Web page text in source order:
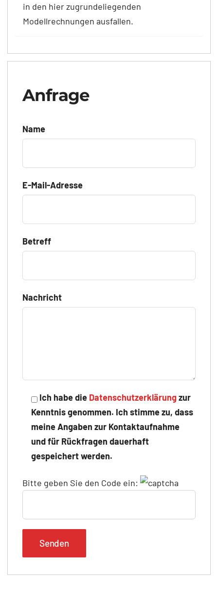
in den hier zugrundeliegenden
Modellrechnungen ausfallen.
Anfrage
Name
E-Mail-Adresse
Betreff
Nachricht
Ich habe die Datenschutzerklärungzur
Kenntnis genommen. Ich stimme zu, dass
meine Angaben zur Kontaktaufnahme
und für Rückfragen dauerhaft
gespeichert werden.
Bitte geben Sie den Code ein: